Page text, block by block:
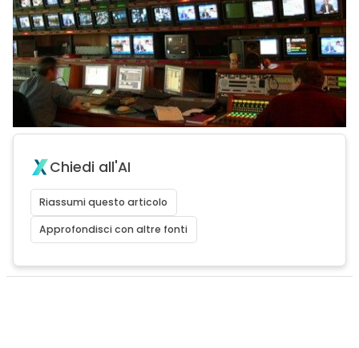
Chiedi all'AI
Riassumi questo articolo
Approfondisci con altre fonti